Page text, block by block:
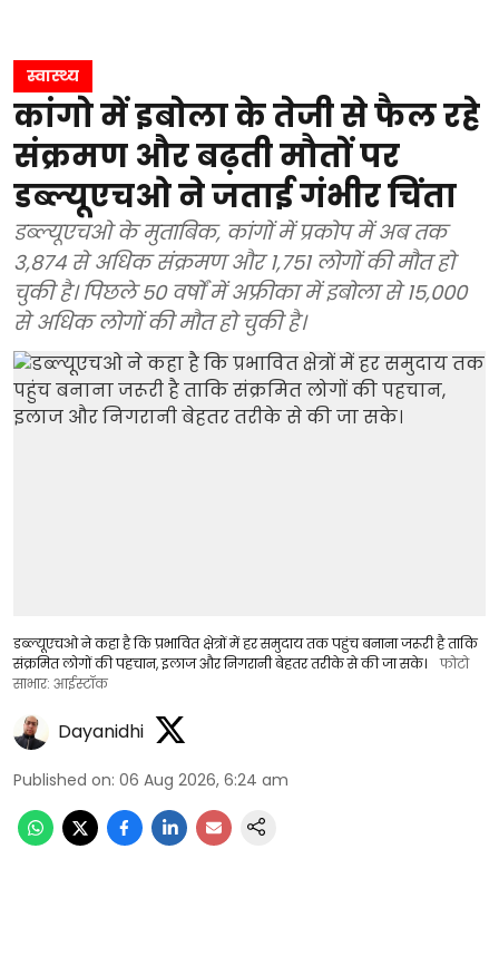
स्वास्थ्य
कांगो में इबोला के तेजी से फैल रहे
संक्रमण और बढ़ती मौतों पर
डब्ल्यूएचओ ने जताई गंभीर चिंता
डब्ल्यूएचओ के मुताबिक, कांगों में प्रकोप में अब तक
3,874 से अधिक संक्रमण और 1,751 लोगों की मौत हो
चुकी है। पिछले 50 वर्षों में अफ्रीका में इबोला से 15,000
से अधिक लोगों की मौत हो चुकी है।
डब्ल्यूएचओ ने कहा है कि प्रभावित क्षेत्रों में हर समुदाय तक पहुंच बनाना जरूरी है ताकि
संक्रमित लोगों की पहचान, इलाज और निगरानी बेहतर तरीके से की जा सके।
फोटो
साभार: आईस्टॉक
Dayanidhi
Published on: 06 Aug 2026, 6:24 am